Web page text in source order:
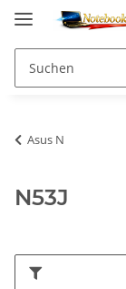
Asus N
N53J